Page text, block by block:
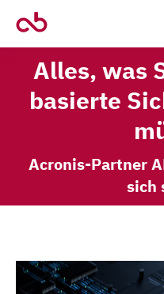
Alles, was
basierte
Acronis-Partner
sich